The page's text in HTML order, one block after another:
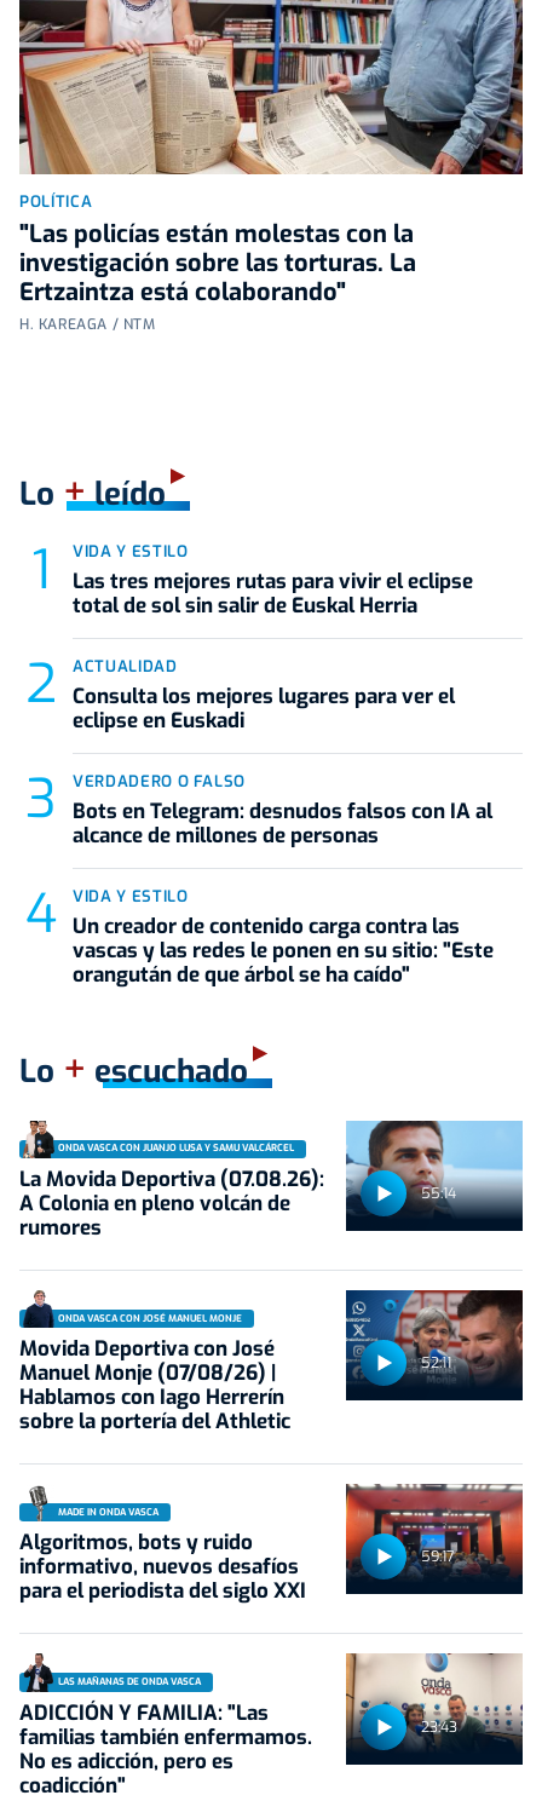
POLÍTICA
"Las policías están molestas con la
investigación sobre las torturas. La
Ertzaintza está colaborando"
H. KAREAGA / NTM
Lo +leído
VIDA Y ESTILO
Las tres mejores rutas para vivir el eclipse
total de sol sin salir de Euskal Herria
ACTUALIDAD
Consulta los mejores lugares para ver el
eclipse en Euskadi
VERDADERO O FALSO
Bots en Telegram: desnudos falsos con IA al
alcance de millones de personas
VIDA Y ESTILO
Un creador de contenido carga contra las
vascas y las redes le ponen en su sitio: "Este
orangután de que árbol se ha caído"
Lo + escuchado
55:14
ONDA VASCA CON JUANJO LUSA Y SAMU VALCÁRCEL
La Movida Deportiva (07.08.26):
A Colonia en pleno volcán de
rumores
52:11
ONDA VASCA CON JOSÉ MANUEL MONJE
Movida Deportiva con José
Manuel Monje (07/08/26) |
Hablamos con Iago Herrerín
sobre la portería del Athletic
59:17
MADE IN ONDA VASCA
Algoritmos, bots y ruido
informativo, nuevos desafíos
para el periodista del siglo XXI
23:43
LAS MAÑANAS DE ONDA VASCA
ADICCIÓN Y FAMILIA: "Las
familias también enfermamos.
No es adicción, pero es
coadicción"